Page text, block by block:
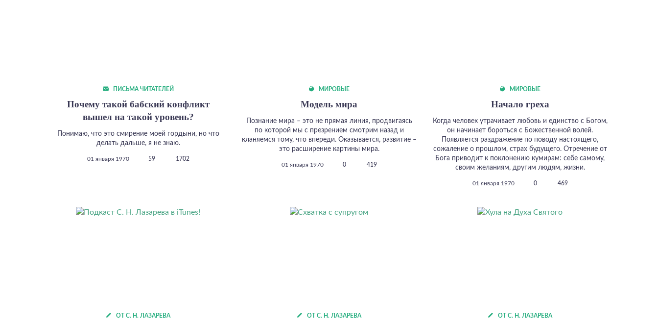
ПИСЬМА ЧИТАТЕЛЕЙ
Почему такой бабский конфликт
вышел на такой уровень?
Понимаю, что это смирение моей гордыни, но что
делать дальше, я не знаю.
01 января 1970 59 1702
МИРОВЫЕ
Модель мира
Познание мира – это не прямая линия, продвигаясь
по которой мы с презрением смотрим назад и
кланяемся тому, что впереди. Оказывается, развитие –
это расширение картины мира.
01 января 1970 0 419
МИРОВЫЕ
Начало греха
Когда человек утрачивает любовь и единство с Богом,
он начинает бороться с Божественной волей.
Появляется раздражение по поводу настоящего,
сожаление о прошлом, страх будущего. Отречение от
Бога приводит к поклонению кумирам: себе самому,
своим желаниям, другим людям, жизни.
01 января 1970 0 469
ОТ С. Н. ЛАЗАРЕВА ОТ С. Н. ЛАЗАРЕВА ОТ С. Н. ЛАЗАРЕВА